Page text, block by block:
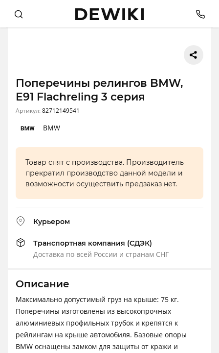
Поперечины релингов BMW,
E91 Flachreling 3 серия
Артикул:82712149541
BMW
Товар снят с производства. Производитель
прекратил производство данной модели и
возможности осуществить предзаказ нет.
Курьером
Транспортная компания (СДЭК)
Доставка по всей России и странам СНГ
Описание
Максимально допустимый груз на крыше: 75 кг.
Поперечины изготовлены из высокопрочных
алюминиевых профильных трубок и крепятся к
рейлингам на крыше автомобиля. Базовые опоры
BMW оснащены замком для защиты от кражи и